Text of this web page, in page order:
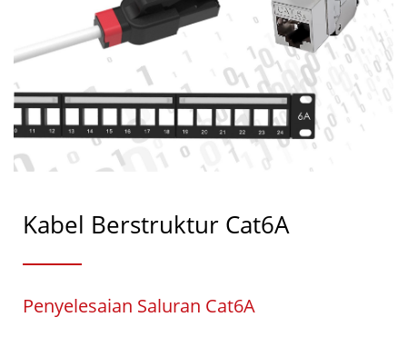
Kabel Berstruktur Cat6A
Penyelesaian Saluran Cat6A